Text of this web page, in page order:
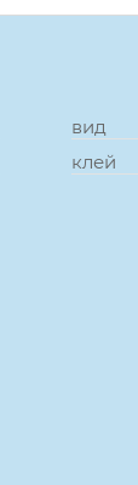
вид
клей